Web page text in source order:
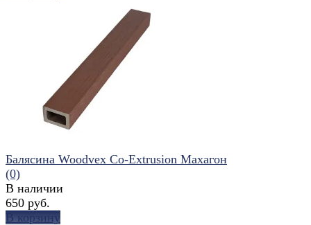
сравнить
Балясина Woodvex Co-Extrusion Махагон
(0)
В наличии
650 руб.
В корзину